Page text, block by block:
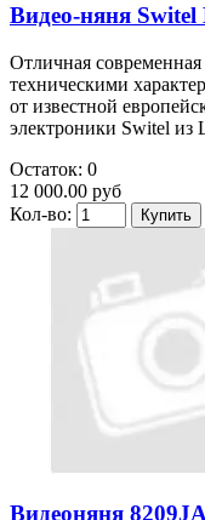
Видео-няня Switel
Отличная
техническими
от известной
электроники Switel из
Остаток: 0
12 000.00 руб
Кол-во:
Видеоняня